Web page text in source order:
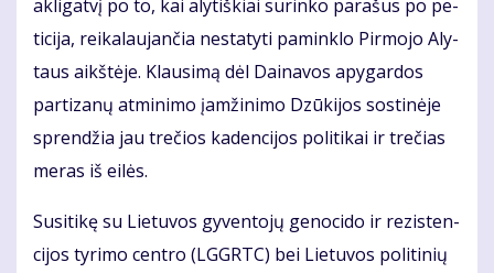
ak­li­gat­vį po to, kai aly­tiš­kiai su­rin­ko pa­ra­šus po pe­
ti­ci­ja, rei­ka­lau­jan­čia ne­sta­ty­ti pa­min­klo Pir­mo­jo Aly­
taus aikš­tė­je. Klau­si­mą dėl Dai­na­vos apy­gar­dos
par­ti­za­nų at­mi­ni­mo įam­ži­ni­mo Dzū­ki­jos sos­ti­nė­je
spren­džia jau tre­čios ka­den­ci­jos po­li­ti­kai ir tre­čias
me­ras iš ei­lės.
Su­si­ti­kę su Lie­tu­vos gy­ven­to­jų ge­no­ci­do ir re­zis­ten­
ci­jos ty­ri­mo cen­tro (LGGRTC) bei Lie­tu­vos po­li­ti­nių